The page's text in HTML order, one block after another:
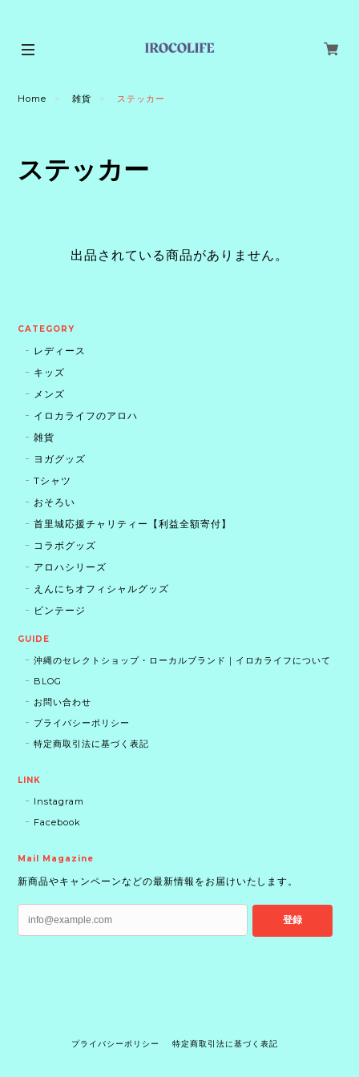
Home 雑貨 ステッカー
ステッカー
出品されている商品がありません。
CATEGORY
レディース
キッズ
メンズ
イロカライフのアロハ
雑貨
ヨガグッズ
Tシャツ
おそろい
首里城応援チャリティー【利益全額寄付】
コラボグッズ
アロハシリーズ
えんにちオフィシャルグッズ
ビンテージ
GUIDE
沖縄のセレクトショップ・ローカルブランド｜イロカライフについて
BLOG
お問い合わせ
プライバシーポリシー
特定商取引法に基づく表記
LINK
Instagram
Facebook
Mail Magazine
新商品やキャンペーンなどの最新情報をお届けいたします。
登録
プライバシーポリシー 特定商取引法に基づく表記